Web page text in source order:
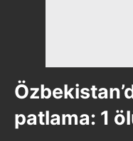
patlama: 1